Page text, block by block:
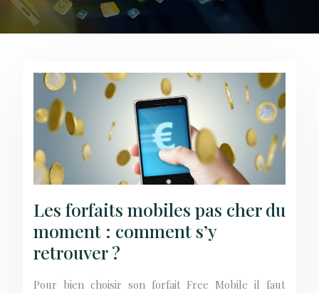
Les forfaits mobiles pas cher du
moment : comment s’y
retrouver ?
Pour bien choisir son forfait Free Mobile il faut